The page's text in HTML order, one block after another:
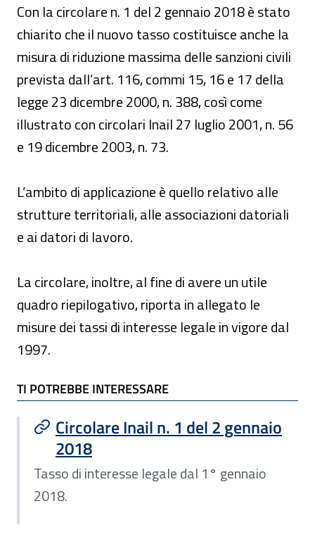
Con la circolare n. 1 del 2 gennaio 2018 è stato
chiarito che il nuovo tasso costituisce anche la
misura di riduzione massima delle sanzioni civili
prevista dall’art. 116, commi 15, 16 e 17 della
legge 23 dicembre 2000, n. 388, così come
illustrato con circolari Inail 27 luglio 2001, n. 56
e 19 dicembre 2003, n. 73.
L’ambito di applicazione è quello relativo alle
strutture territoriali, alle associazioni datoriali
e ai datori di lavoro.
La circolare, inoltre, al fine di avere un utile
quadro riepilogativo, riporta in allegato le
misure dei tassi di interesse legale in vigore dal
1997.
TI POTREBBE INTERESSARE
TI POTREBBE INTERESSARE
Circolare Inail n. 1 del 2 gennaio
2018
Tasso di interesse legale dal 1° gennaio
2018.